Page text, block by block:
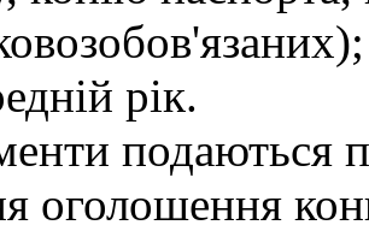
рік.
подаються
оголошення